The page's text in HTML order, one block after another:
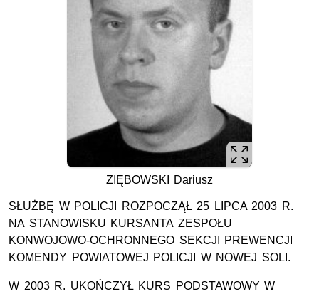
SŁUŻBĘ W POLICJI ROZPOCZĄŁ 25 LIPCA 2003 R.
NA STANOWISKU KURSANTA ZESPOŁU
KONWOJOWO-OCHRONNEGO SEKCJI PREWENCJI
KOMENDY POWIATOWEJ POLICJI W NOWEJ SOLI.
W 2003 R. UKOŃCZYŁ KURS PODSTAWOWY W
ZIĘBOWSKI Dariusz